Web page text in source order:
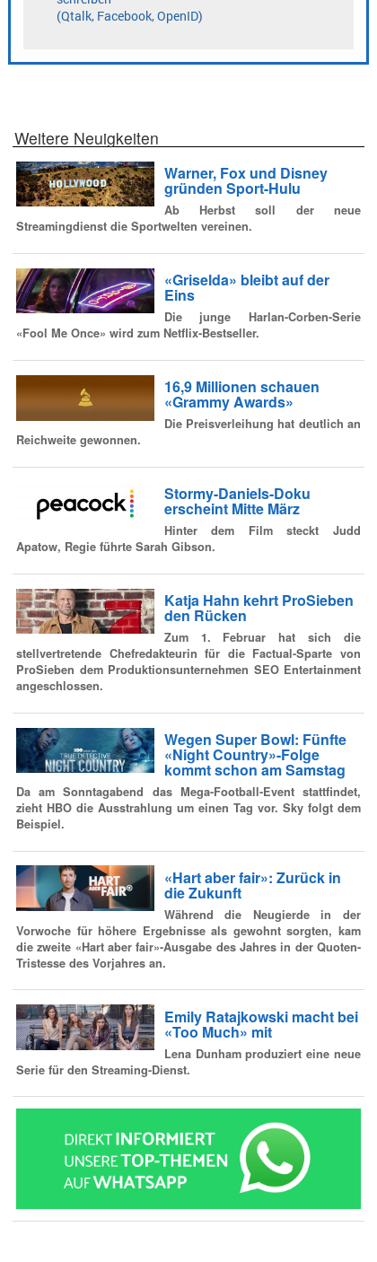
Weitere Neuigkeiten
Warner, Fox und Disney
gründen Sport-Hulu
Ab Herbst soll der neue
Streamingdienst die Sportwelten vereinen.
«Griselda» bleibt auf der
Eins
Die junge Harlan-Corben-Serie
«Fool Me Once» wird zum Netflix-Bestseller.
16,9 Millionen schauen
«Grammy Awards»
Die Preisverleihung hat deutlich an
Reichweite gewonnen.
Stormy-Daniels-Doku
erscheint Mitte März
Hinter dem Film steckt Judd
Apatow, Regie führte Sarah Gibson.
Katja Hahn kehrt ProSieben
den Rücken
Zum 1. Februar hat sich die
stellvertretende Chefredakteurin für die Factual-Sparte von
ProSieben dem Produktionsunternehmen SEO Entertainment
angeschlossen.
Wegen Super Bowl: Fünfte
«Night Country»-Folge
kommt schon am Samstag
Da am Sonntagabend das Mega-Football-Event stattfindet,
zieht HBO die Ausstrahlung um einen Tag vor. Sky folgt dem
Beispiel.
«Hart aber fair»: Zurück in
die Zukunft
Während die Neugierde in der
Vorwoche für höhere Ergebnisse als gewohnt sorgten, kam
die zweite «Hart aber fair»-Ausgabe des Jahres in der Quoten-
Tristesse des Vorjahres an.
Emily Ratajkowski macht bei
«Too Much» mit
Lena Dunham produziert eine neue
Serie für den Streaming-Dienst.